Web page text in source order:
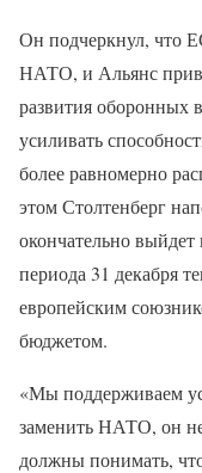
Он подчеркнул, что
НАТО, и Альянс
развития оборонных
усиливать
более равномерно
этом Столтенберг
окончательно
периода 31 декабря
европейским
бюджетом.
«Мы поддерживаем
заменить НАТО, он
должны понимать,